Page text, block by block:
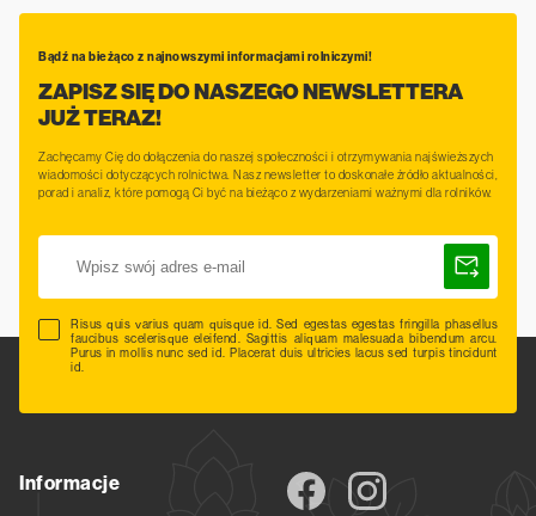
Bądź na bieżąco z najnowszymi informacjami rolniczymi!
ZAPISZ SIĘ DO NASZEGO NEWSLETTERA
JUŻ TERAZ!
Zachęcamy Cię do dołączenia do naszej społeczności i otrzymywania najświeższych
wiadomości dotyczących rolnictwa. Nasz newsletter to doskonałe źródło aktualności,
porad i analiz, które pomogą Ci być na bieżąco z wydarzeniami ważnymi dla rolników.
Risus quis varius quam quisque id. Sed egestas egestas fringilla phasellus
faucibus scelerisque eleifend. Sagittis aliquam malesuada bibendum arcu.
Purus in mollis nunc sed id. Placerat duis ultricies lacus sed turpis tincidunt
id.
Informacje